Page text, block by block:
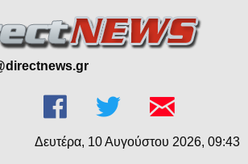
Δευτέρα, 10 Αυγούστου 2026, 09:43